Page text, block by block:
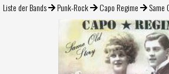
Liste der Bands Punk-Rock Capo Regime Same